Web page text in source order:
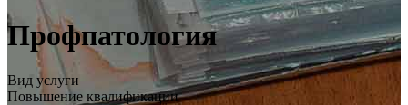
Профпатология
Вид услуги
Повышение квалификации